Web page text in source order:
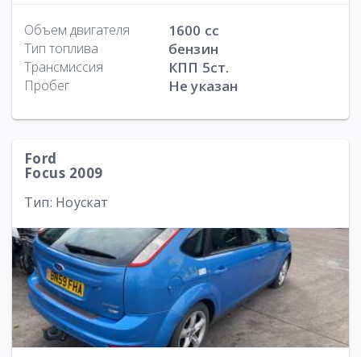
Объем двигателя 1600 cc
Тип топлива бензин
Трансмиссия КПП 5ст.
Пробег Не указан
Ford
Focus 2009
Тип: Ноускат